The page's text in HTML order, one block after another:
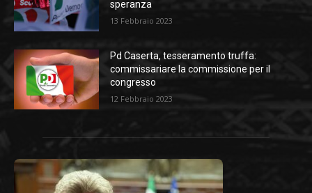
speranza
13 Febbraio 2023
Pd Caserta, tesseramento truffa:
commissariare la commissione per il
congresso
12 Febbraio 2023